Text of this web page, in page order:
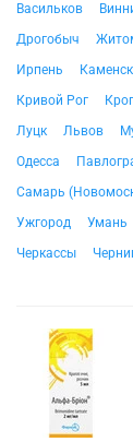
Васильков
Дрогобыч
Ирпень
Кривой Рог
Луцк
Львов
Одесса
Самарь
Ужгород
Умань
Черкассы